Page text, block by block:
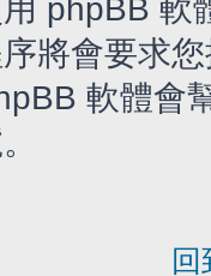
phpBB 軟
將會要求
軟體會